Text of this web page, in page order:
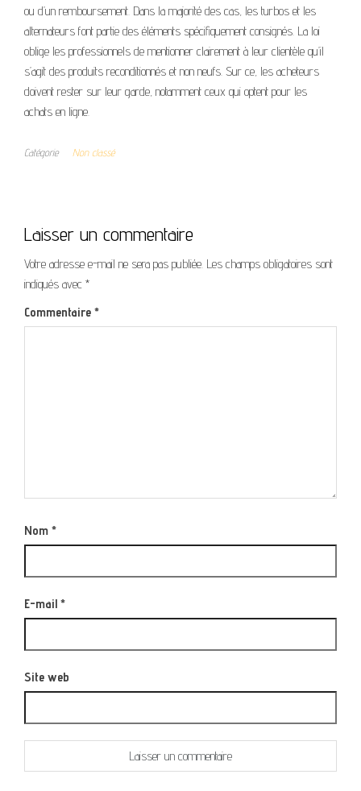
ou d’un remboursement. Dans la majorité des cas, les turbos et les
alternateurs font partie des éléments spécifiquement consignés. La loi
oblige les professionnels de mentionner clairement à leur clientèle qu’il
s’agit des produits reconditionnés et non neufs. Sur ce, les acheteurs
doivent rester sur leur garde, notamment ceux qui optent pour les
achats en ligne.
Catégorie Non classé
Laisser un commentaire
Votre adresse e-mail ne sera pas publiée. Les champs obligatoires sont
indiqués avec *
Commentaire *
Nom *
E-mail *
Site web